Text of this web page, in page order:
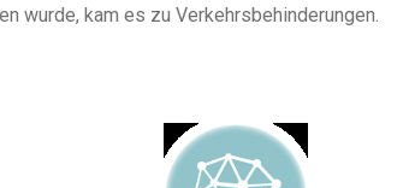
wurde, kam es zu Verkehrsbehinderungen.